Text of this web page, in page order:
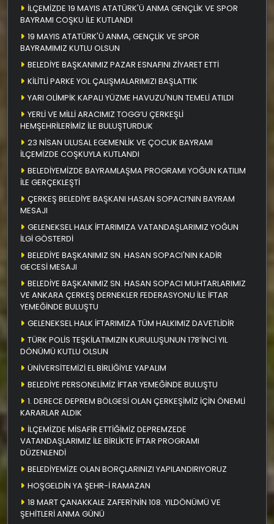
İLÇEMİZDE 19 MAYIS ATATÜRK'Ü ANMA GENÇLİK VE SPOR
BAYRAMI COŞKU İLE KUTLANDI
19 MAYIS ATATÜRK'Ü ANMA, GENÇLİK VE SPOR
BAYRAMIMIZ KUTLU OLSUN
BELEDİYE BAŞKANIMIZ PAZAR ESNAFINI ZİYARET ETTİ
KİLİTLİ PARKE YOL ÇALIŞMALARIMIZI BAŞLATTIK
YARI OLİMPİK KAPALI YÜZME HAVUZU'NUN TEMELİ ATILDI
YERLİ VE MİLLİ ARACIMIZ TOGG’U ÇERKEŞLİ
HEMŞEHRİLERİMİZ İLE BULUŞTURDUK
23 NİSAN ULUSAL EGEMENLİK VE ÇOCUK BAYRAMI
İLÇEMİZDE COŞKUYLA KUTLANDI
BELEDİYEMİZDE BAYRAMLAŞMA PROGRAMI YOĞUN KATILIM
İLE GERÇEKLEŞTİ
ÇERKEŞ BELEDİYE BAŞKANI HASAN SOPACI’NIN BAYRAM
MESAJI
GELENEKSEL HALK İFTARIMIZA VATANDAŞLARIMIZ YOĞUN
İLGİ GÖSTERDİ
BELEDİYE BAŞKANIMIZ SN. HASAN SOPACI'NIN KADİR
GECESİ MESAJI
BELEDİYE BAŞKANIMIZ SN. HASAN SOPACI MUHTARLARIMIZ
VE ANKARA ÇERKEŞ DERNEKLER FEDERASYONU İLE İFTAR
YEMEĞİNDE BULUŞTU
GELENEKSEL HALK İFTARIMIZA TÜM HALKIMIZ DAVETLİDİR
TÜRK POLİS TEŞKİLATIMIZIN KURULUŞUNUN 178’İNCİ YIL
DÖNÜMÜ KUTLU OLSUN
ÜNİVERSİTEMİZİ EL BİRLİĞİYLE YAPALIM
BELEDİYE PERSONELİMİZ İFTAR YEMEĞİNDE BULUŞTU
1. DERECE DEPREM BÖLGESİ OLAN ÇERKEŞİMİZ İÇİN ÖNEMLİ
KARARLAR ALDIK
İLÇEMİZDE MİSAFİR ETTİĞİMİZ DEPREMZEDE
VATANDAŞLARIMIZ İLE BİRLİKTE İFTAR PROGRAMI
DÜZENLENDİ
BELEDİYEMİZE OLAN BORÇLARINIZI YAPILANDIRIYORUZ
HOŞGELDİN YA ŞEHR-İ RAMAZAN
18 MART ÇANAKKALE ZAFERİ’NİN 108. YILDÖNÜMÜ VE
ŞEHİTLERİ ANMA GÜNÜ